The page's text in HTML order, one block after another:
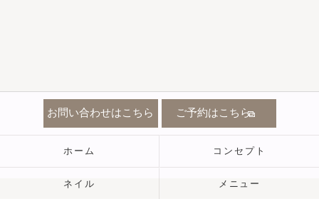
お問い合わせはこちら ご予約はこちら
ホーム コンセプト
ネイル メニュー